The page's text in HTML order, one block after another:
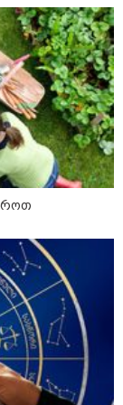
იყო
ბიჭის დედა
შვილის
ხმა
ე.წ. ხოფის